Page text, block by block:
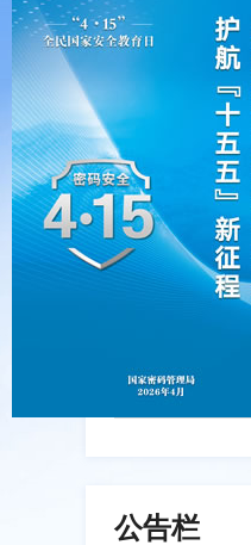
固安“四好农
公告栏